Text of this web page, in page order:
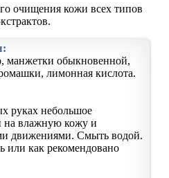
очищения кожи всех типов
манжетки обыкновенной,
лимонная кислота.
руках небольшое
на влажную кожу и
движениями. Смыть водой.
или как рекомендовано